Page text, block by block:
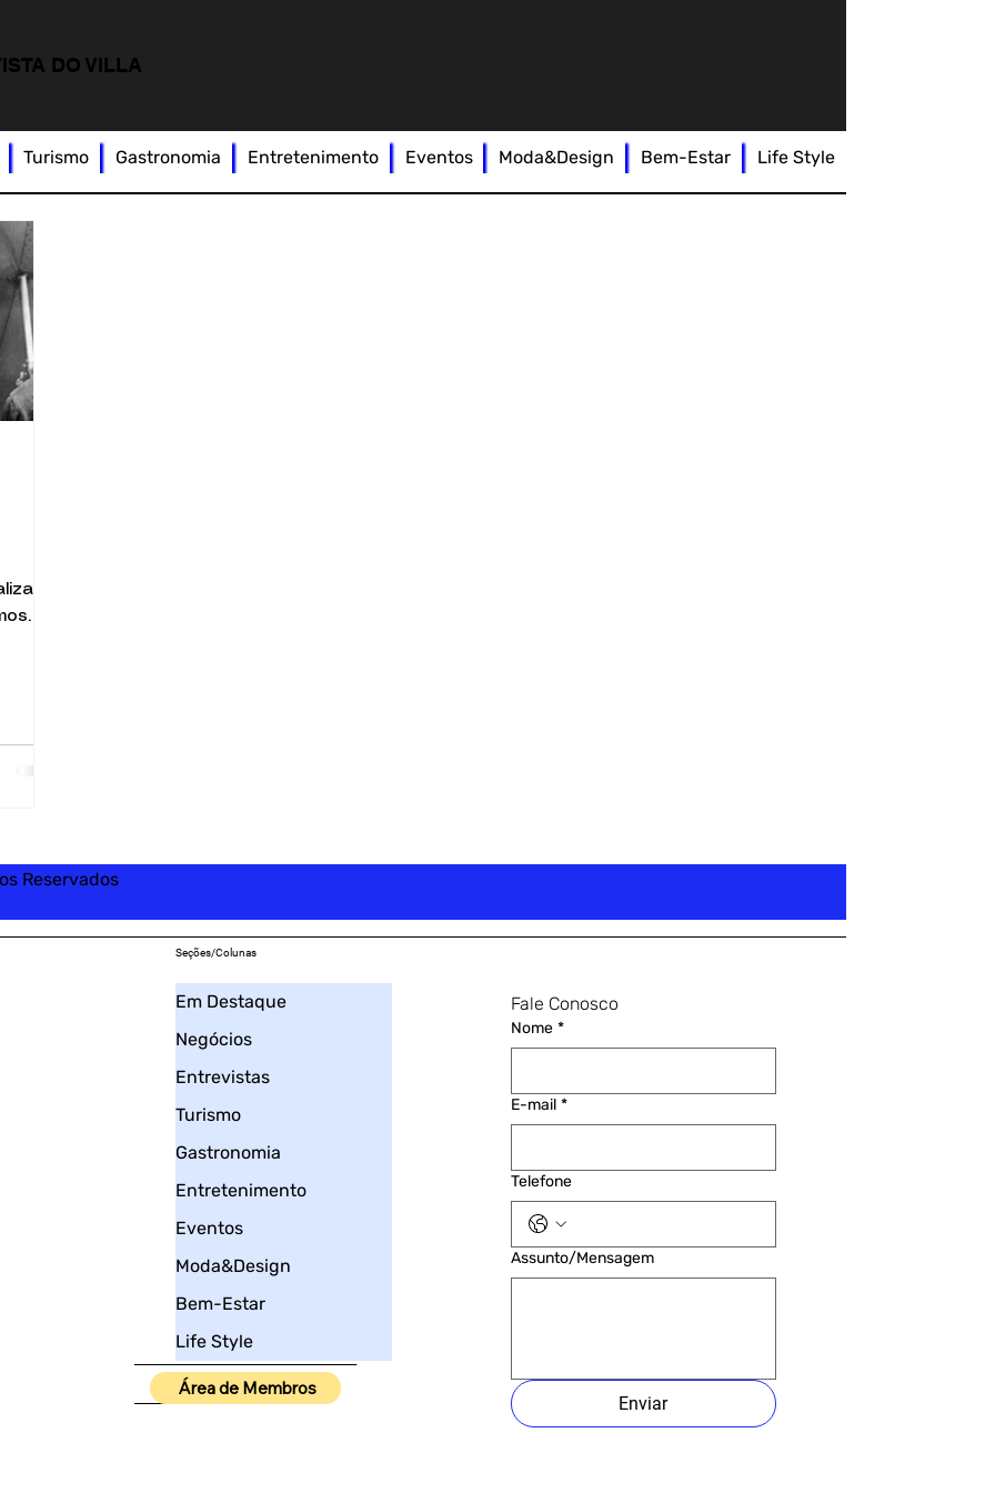
DO VILLA
Turismo Gastronomia Entretenimento Eventos Moda&Design Bem-Estar Life Style
Reservados
Fale Conosco
Nome *
E-mail *
Telefone
Assunto/Mensagem
Enviar
Seções/Colunas
Em Destaque
Negócios
Entrevistas
Turismo
Gastronomia
Entretenimento
Eventos
Moda&Design
Bem-Estar
Life Style
____________________
_____Área de Membros